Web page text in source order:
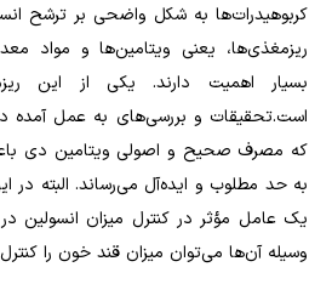
کربوهیدرات‌ها به شکل واضحی بر ترشح
ریزمغذی‌ها، یعنی ویتامین‌ها و مواد
بسیار اهمیت دارند. یکی از این
است.تحقیقات و بررسی‌های به عمل
که مصرف صحیح و اصولی ویتامین دی
به حد مطلوب و ایده‌آل می‌رساند. البته در
یک عامل مؤثر در کنترل میزان انسولین
وسیله آن‌ها می‌توان میزان قند خون را